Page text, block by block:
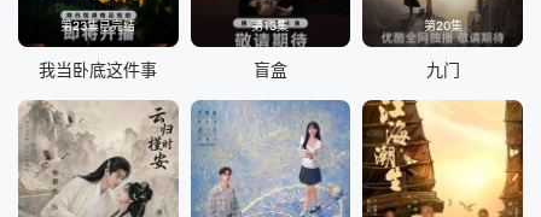
第23集已完结
我当卧底这件事
第13集
盲盒
第20集
九门